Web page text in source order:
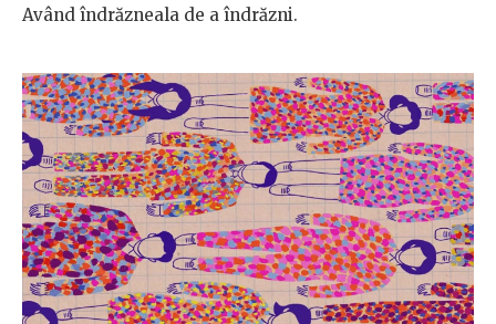
Având îndrăzneala de a îndrăzni.